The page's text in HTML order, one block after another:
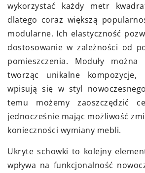
wykorzystać każdy metr
dlatego coraz większą
modularne. Ich elastyczność
dostosowanie w zależności od
pomieszczenia. Moduły można
tworząc unikalne kompozycje,
wpisują się w styl
temu możemy zaoszczędzić
jednocześnie mając możliwość
konieczności wymiany mebli.
Ukryte schowki to kolejny
wpływa na funkcjonalność